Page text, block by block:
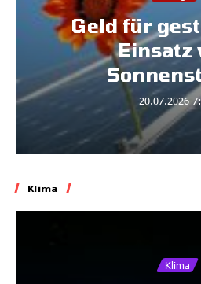
Geld für
Einsatz
20.07.2026
Klima
Klima